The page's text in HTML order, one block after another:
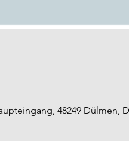
48249 Dülmen,